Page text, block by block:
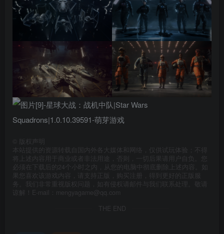
版权声明
本站提供的资源转载自国内外各大媒体和网络，仅供试玩体验；不得
将上述内容用于商业或者非法用途，否则，一切后果请用户自负。您
必须在下载后的24个小时之内，从您的电脑中彻底删除上述内容。如
果您喜欢该游戏内容，请支持正版，购买注册，得到更好的正版服
务。我们非常重视版权问题，如有侵权请邮件与我们联系处理。敬请
谅解！E-mail：mengyagame@qq.com
THE END